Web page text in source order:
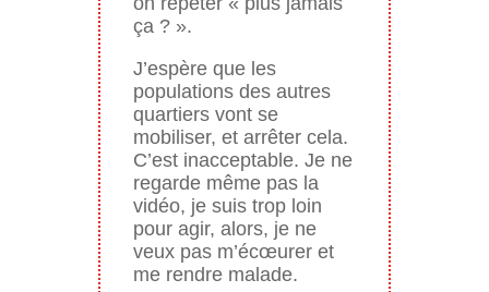
ça ? ».
J’espère que les
populations des autres
quartiers vont se
mobiliser, et arrêter cela.
C’est inacceptable. Je ne
regarde même pas la
vidéo, je suis trop loin
pour agir, alors, je ne
veux pas m’écœurer et
me rendre malade.